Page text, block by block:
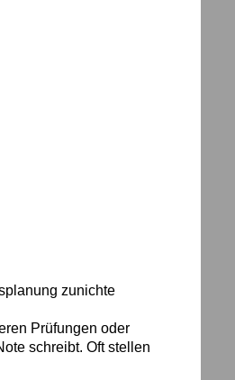
zunichte
Prüfungen oder
schreibt. Oft stellen